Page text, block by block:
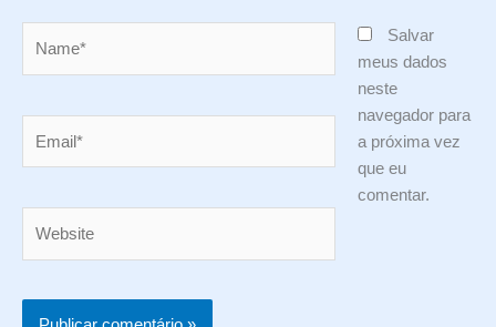
Salvar
meus dados
neste
navegador para
a próxima vez
que eu
comentar.